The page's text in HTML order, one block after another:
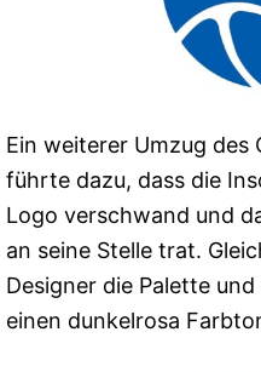
Ein weiterer Umzug des
führte dazu, dass die
Logo verschwand und
an seine Stelle trat.
Designer die Palette
einen dunkelrosa